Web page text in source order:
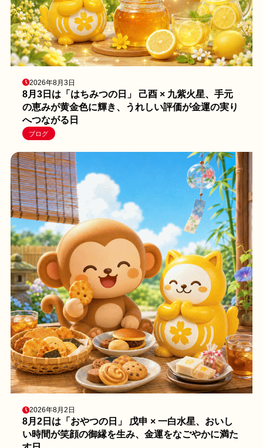
2026年8月3日
8月3日は「はちみつの日」 己酉 × 九紫火星、手元
の恵みが黄金色に輝き、うれしい評価が金運の実り
へつながる日
ブログ
2026年8月2日
8月2日は「おやつの日」 戊申 × 一白水星、おいし
い時間が笑顔の御縁を生み、金運をなごやかに満た